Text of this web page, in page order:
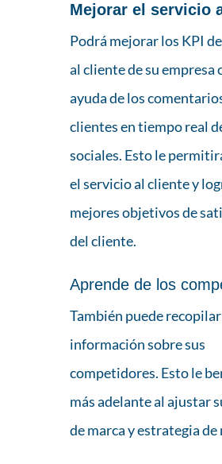
Mejorar el servicio
Podrá mejorar los KPI
al cliente de su empresa
ayuda de los
clientes en tiempo real
sociales. Esto le
el servicio al cliente y
mejores objetivos de
del cliente.
Aprende de los
También puede recopilar
información sobre sus
competidores. Esto le
más adelante al ajustar
de marca y estrategia